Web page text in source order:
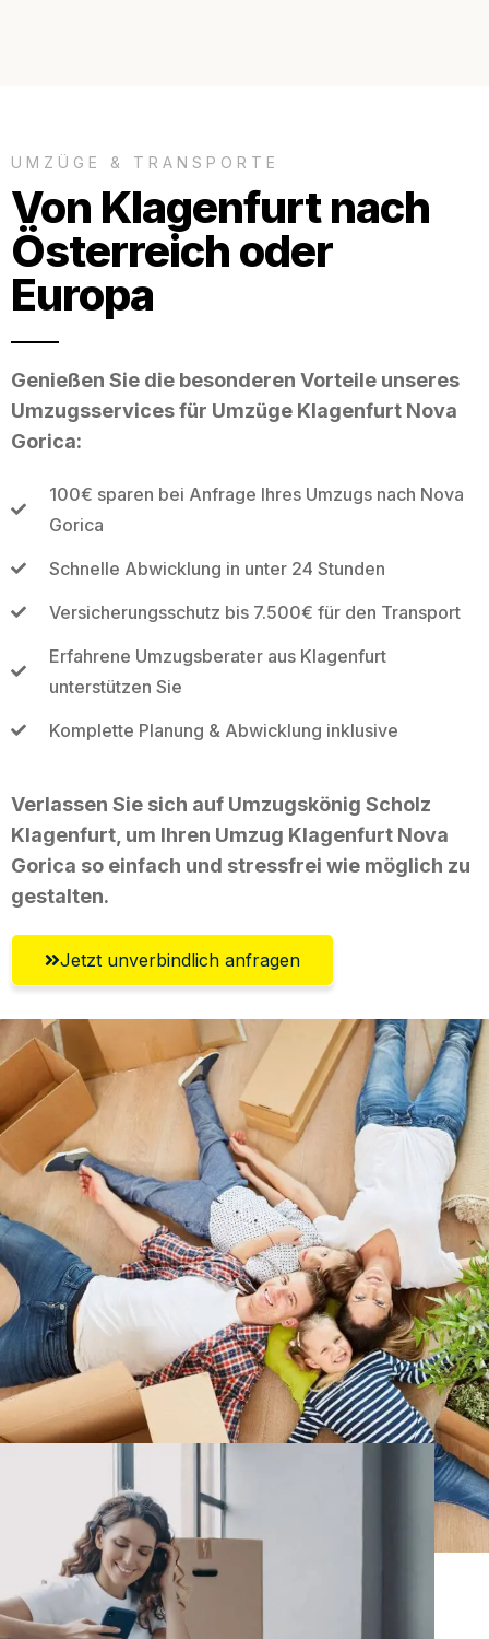
UMZÜGE & TRANSPORTE
Von Klagenfurt nach
Österreich oder
Europa
Genießen Sie die besonderen Vorteile unseres
Umzugsservices für Umzüge Klagenfurt Nova
Gorica:
100€ sparen bei Anfrage Ihres Umzugs nach Nova
Gorica
Schnelle Abwicklung in unter 24 Stunden
Versicherungsschutz bis 7.500€ für den Transport
Erfahrene Umzugsberater aus Klagenfurt
unterstützen Sie
Komplette Planung & Abwicklung inklusive
Verlassen Sie sich auf Umzugskönig Scholz
Klagenfurt, um Ihren Umzug Klagenfurt Nova
Gorica so einfach und stressfrei wie möglich zu
gestalten.
Jetzt unverbindlich anfragen